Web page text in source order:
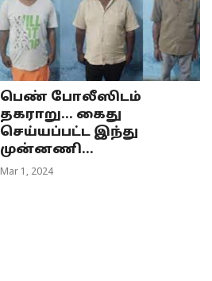
பெண் போலீஸிடம்
தகராறு... கைது
செய்யப்பட்ட இந்து
முன்னணி...
Mar 1, 2024